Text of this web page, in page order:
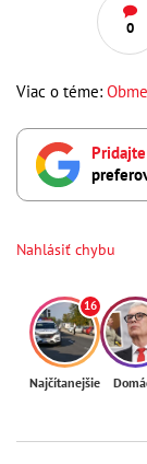
0
Viac o téme:
Nahlásiť chybu
16
Najčítanejšie